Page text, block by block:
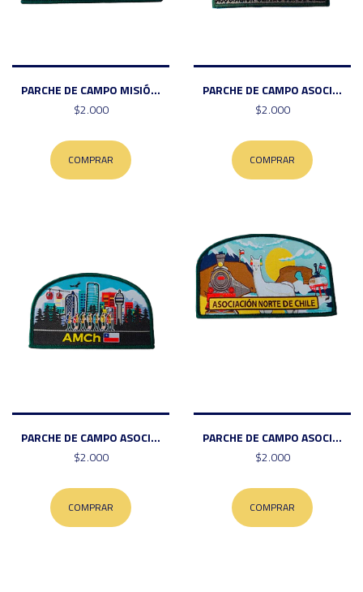
PARCHE DE CAMPO MISIÓ...
$2.000
COMPRAR
PARCHE DE CAMPO ASOCI...
$2.000
COMPRAR
PARCHE DE CAMPO ASOCI...
$2.000
COMPRAR
PARCHE DE CAMPO ASOCI...
$2.000
COMPRAR